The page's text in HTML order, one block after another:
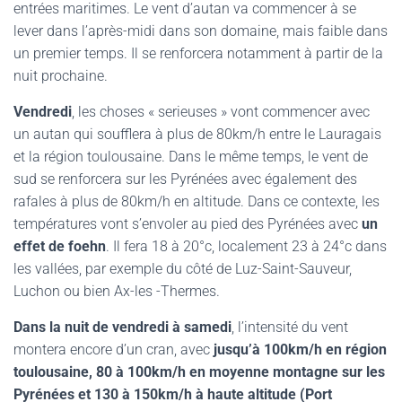
entrées maritimes. Le vent d’autan va commencer à se
lever dans l’après-midi dans son domaine, mais faible dans
un premier temps. Il se renforcera notamment à partir de la
nuit prochaine.
Vendredi, les choses « serieuses » vont commencer avec
un autan qui soufflera à plus de 80km/h entre le Lauragais
et la région toulousaine. Dans le même temps, le vent de
sud se renforcera sur les Pyrénées avec également des
rafales à plus de 80km/h en altitude. Dans ce contexte, les
températures vont s’envoler au pied des Pyrénées avec un
effet de foehn. Il fera 18 à 20°c, localement 23 à 24°c dans
les vallées, par exemple du côté de Luz-Saint-Sauveur,
Luchon ou bien Ax-les -Thermes.
Dans la nuit de vendredi à samedi, l’intensité du vent
montera encore d’un cran, avec jusqu’à 100km/h en région
toulousaine, 80 à 100km/h en moyenne montagne sur les
Pyrénées et 130 à 150km/h à haute altitude (Port